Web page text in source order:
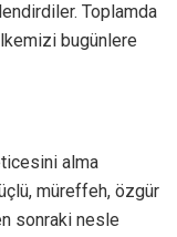
Toplamda
bugünlere
alma
müreffeh, özgür
sonraki nesle